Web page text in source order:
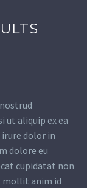
ut aliquip ex ea
irure dolor in
dolore eu
cupidatat non
mollit anim id